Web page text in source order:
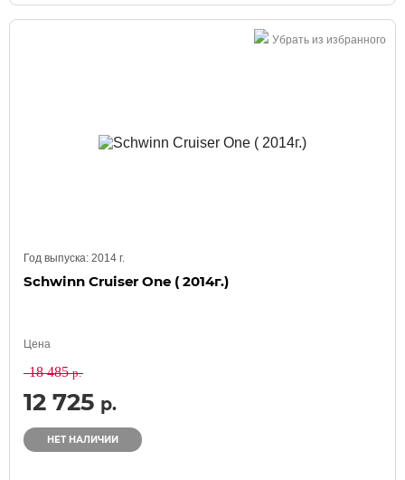
Убрать из избранного
Год выпуска: 2014 г.
Schwinn Cruiser One ( 2014г.)
Цена
18 485р.
12 725 р.
НЕТ НАЛИЧИИ